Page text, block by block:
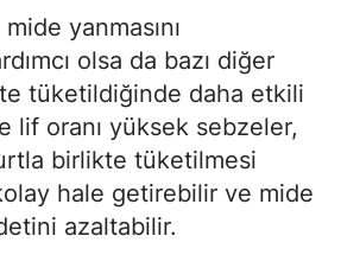
yanmasını
olsa da bazı diğer
tüketildiğinde daha etkili
lif oranı yüksek sebzeler,
birlikte tüketilmesi
hale getirebilir ve mide
azaltabilir.